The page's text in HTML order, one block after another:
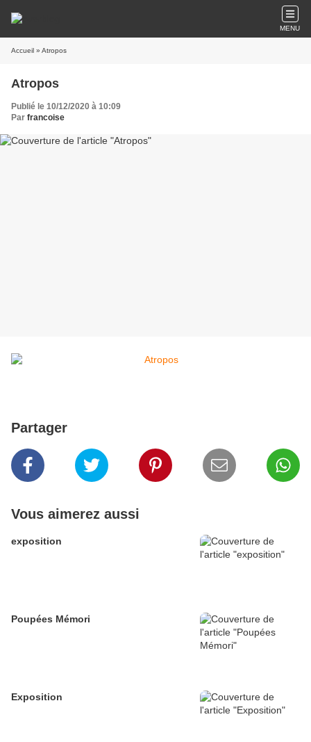
MENU
Accueil » Atropos
Atropos
Publié le 10/12/2020 à 10:09
Par francoise
Partager
Vous aimerez aussi
exposition
Poupées Mémori
Exposition